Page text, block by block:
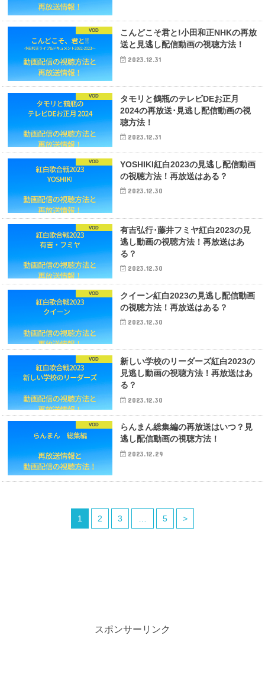
VOD
こんどこそ君と!小田和正NHKの再放
送と見逃し配信動画の視聴方法！
2023.12.31
VOD
タモリと鶴瓶のテレビDEお正月
2024の再放送･見逃し配信動画の視
聴方法！
2023.12.31
VOD
YOSHIKI紅白2023の見逃し配信動画
の視聴方法！再放送はある？
2023.12.30
VOD
有吉弘行･藤井フミヤ紅白2023の見
逃し動画の視聴方法！再放送はあ
る？
2023.12.30
VOD
クイーン紅白2023の見逃し配信動画
の視聴方法！再放送はある？
2023.12.30
VOD
新しい学校のリーダーズ紅白2023の
見逃し動画の視聴方法！再放送はあ
る？
2023.12.30
VOD
らんまん総集編の再放送はいつ？見
逃し配信動画の視聴方法！
2023.12.29
1 2 3 5 >
スポンサーリンク